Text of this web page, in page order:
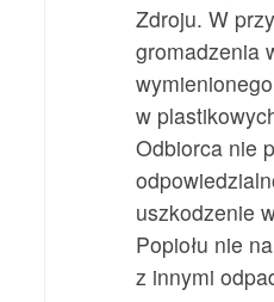
Zdroju. W
gromadzenia
w
Odbiorca nie
uszkodzenie
Popiołu nie
z innymi